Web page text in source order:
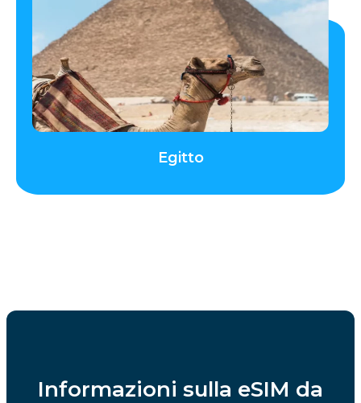
Egitto
Informazioni sulla eSIM da